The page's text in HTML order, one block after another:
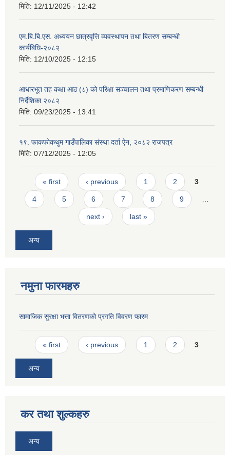
मिति: 12/11/2025 - 12:42
एम.बि.बि.एस. अध्ययन छात्रवृत्ति व्यवस्थापन तथा बितरण सम्बन्धी
कार्यबिधि-२०८२
मिति: 12/10/2025 - 12:15
आधारभूत तह कक्षा आठ (८) को परिक्षा सञ्चालन तथा प्रमाणिकरण सम्बन्धी
निर्देशिका २०८२
मिति: 09/23/2025 - 13:41
१९. फाकफोकथुम गाउँपालिका संस्था दर्ता ऐन, २०८२ राजपत्र
मिति: 07/12/2025 - 12:05
Pages
« first ‹ previous 1 2 3
4 5 6 7 8 9
next › last »
अन्य
नमुना फारमहरु
सामाजिक सुरक्षा भत्ता वितरणको प्रगति विवरण फारम
Pages
« first ‹ previous 1 2 3
अन्य
कर तथा शुल्कहरु
अन्य